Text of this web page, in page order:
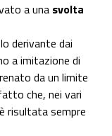
a una svolta
derivante dai
a imitazione di
da un limite
che, nei vari
risultata sempre